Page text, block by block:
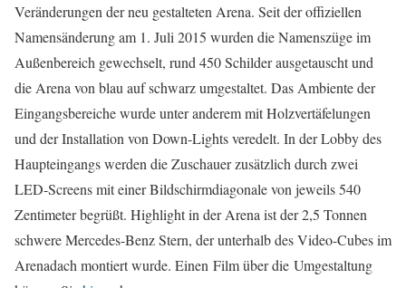
Veränderungen der neu gestalteten Arena. Seit der offiziellen
Namensänderung am 1. Juli 2015 wurden die Namenszüge im
Außenbereich gewechselt, rund 450 Schilder ausgetauscht und
die Arena von blau auf schwarz umgestaltet. Das Ambiente der
Eingangsbereiche wurde unter anderem mit Holzvertäfelungen
und der Installation von Down-Lights veredelt. In der Lobby des
Haupteingangs werden die Zuschauer zusätzlich durch zwei
LED-Screens mit einer Bildschirmdiagonale von jeweils 540
Zentimeter begrüßt. Highlight in der Arena ist der 2,5 Tonnen
schwere Mercedes-Benz Stern, der unterhalb des Video-Cubes im
Arenadach montiert wurde. Einen Film über die Umgestaltung